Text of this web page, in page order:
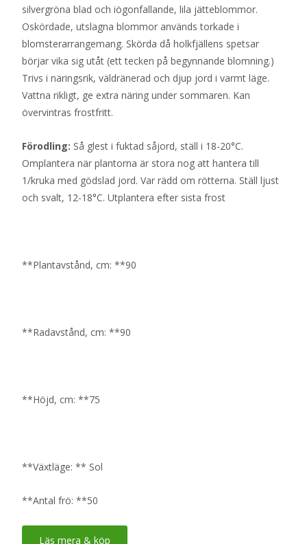
silvergröna blad och iögonfallande, lila jätteblommor.
Oskördade, utslagna blommor används torkade i
blomsterarrangemang. Skörda då holkfjällens spetsar
börjar vika sig utåt (ett tecken på begynnande blomning.)
Trivs i näringsrik, väldränerad och djup jord i varmt läge.
Vattna rikligt, ge extra näring under sommaren. Kan
övervintras frostfritt.
Förodling: Så glest i fuktad såjord, ställ i 18-20°C.
Omplantera när plantorna är stora nog att hantera till
1/kruka med gödslad jord. Var rädd om rötterna. Ställ ljust
och svalt, 12-18°C. Utplantera efter sista frost
**Plantavstånd, cm: **90
**Radavstånd, cm: **90
**Höjd, cm: **75
**Växtläge: ** Sol
**Antal frö: **50
Läs mera & köp